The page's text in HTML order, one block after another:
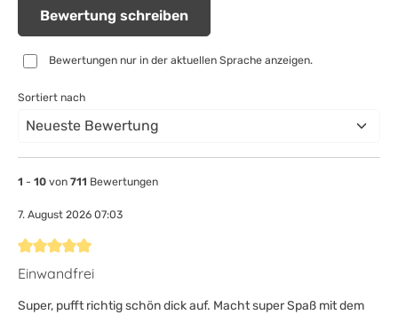
Bewertung schreiben
Bewertungen nur in der aktuellen Sprache anzeigen.
Sortiert nach
1 - 10 von 711 Bewertungen
7. August 2026 07:03
Bewertung mit 5 von 5 Sternen
Einwandfrei
Super, pufft richtig schön dick auf. Macht super Spaß mit dem